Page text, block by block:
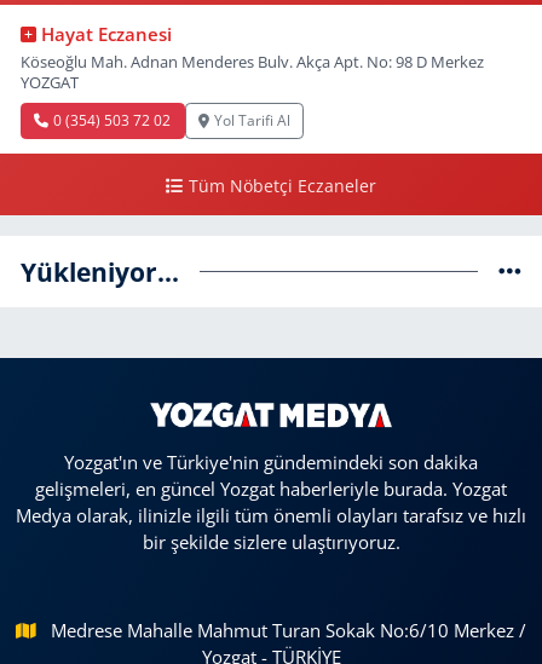
Hayat Eczanesi
Köseoğlu Mah. Adnan Menderes Bulv. Akça Apt. No: 98 D Merkez
YOZGAT
0 (354) 503 72 02 Yol Tarifi Al
Tüm Nöbetçi Eczaneler
Yükleniyor...
Yozgat'ın ve Türkiye'nin gündemindeki son dakika
gelişmeleri, en güncel Yozgat haberleriyle burada. Yozgat
Medya olarak, ilinizle ilgili tüm önemli olayları tarafsız ve hızlı
bir şekilde sizlere ulaştırıyoruz.
Medrese Mahalle Mahmut Turan Sokak No:6/10 Merkez /
Yozgat - TÜRKİYE